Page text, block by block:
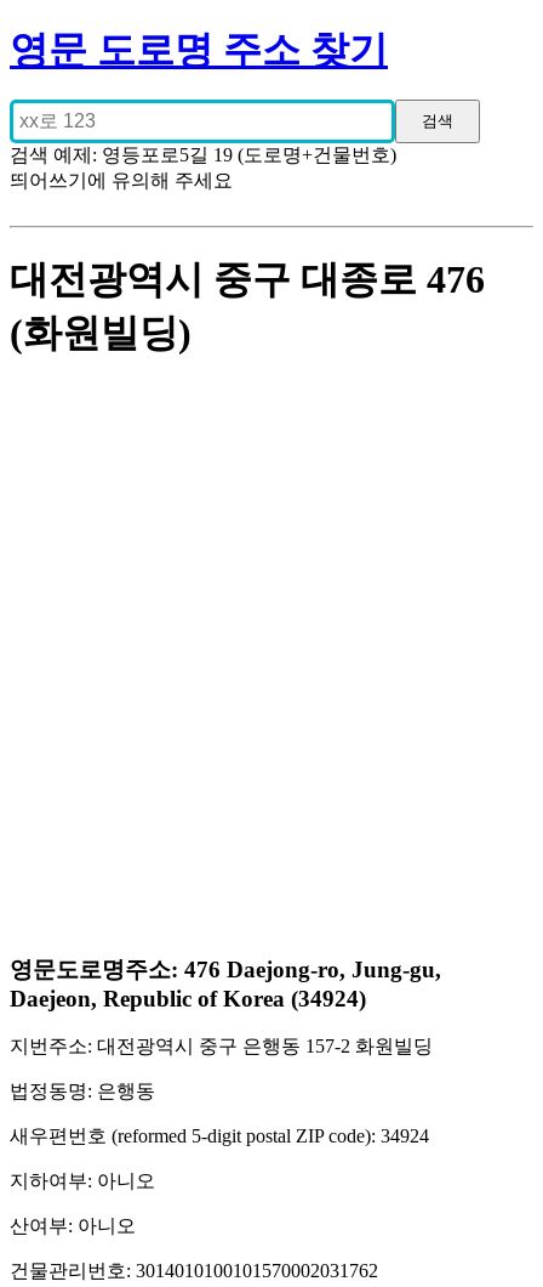
영문 도로명 주소 찾기
검색 예제: 영등포로5길 19 (도로명+건물번호)
띄어쓰기에 유의해 주세요
대전광역시 중구 대종로 476
(화원빌딩)
영문도로명주소: 476 Daejong-ro, Jung-gu,
Daejeon, Republic of Korea (34924)
지번주소: 대전광역시 중구 은행동 157-2 화원빌딩
법정동명: 은행동
새우편번호 (reformed 5-digit postal ZIP code): 34924
지하여부: 아니오
산여부: 아니오
건물관리번호: 3014010100101570002031762